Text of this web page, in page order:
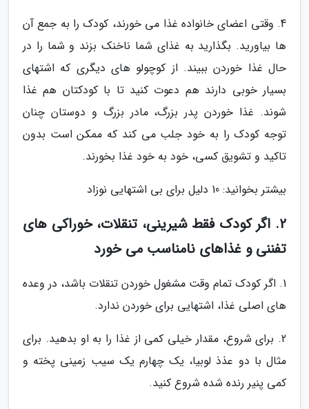
4. وقتی اعضای خانواده غذا می خورند، کودک را به جمع آن
ها بیاورید. بگذارید به غذای شما ناخنک بزند و شما را در
حال غذا خوردن ببیند. از کوچولو های دیگری که اشتهای
بسیار خوبی دارند هم دعوت کنید تا با کودکتان هم غذا
شوند. غذا خوردن پدر بزرگ، مادر بزرگ و دوستان چنان
توجه کودک را به خود جلب می کند که ممکن است بدون
تاکید و تشویق کسی، خود به خود غذا بخورند.
بیشتر بخوانید: 10 دلیل برای بی اشتهایی نوزاد
2. اگر کودک فقط شیرینی، تنقلات، خوراکی های
تفننی و غذاهای نامناسب می خورد
1. اگر کودک تمام وقت مشغول خوردن تنقلات باشد، در وعده
های اصلی غذا، اشتهایی برای خوردن ندارد.
2. برای شروع، مقدار خیلی کمی از غذا را به او بدهید. برای
مثال با دو عذذ لوبیا، یک چهارم یک سیب زمینی پخته و
کمی پنیر رنده شده شروع کنید.